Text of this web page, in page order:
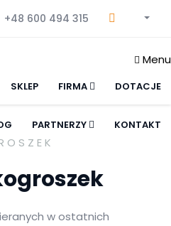
+48 600 494 315
Menu
SKLEP FIRMA DOTACJE
PARTNERZY KONTAKT
w ostatnich